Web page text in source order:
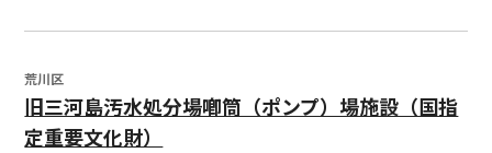
荒川区
旧三河島汚水処分場喞筒（ポンプ）場施設（国指
定重要文化財）